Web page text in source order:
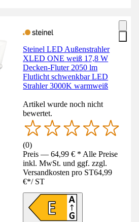
Steinel LED Außenstrahler
XLED ONE weiß 17,8 W
Decken-Fluter 2050 lm
Flutlicht schwenkbar LED
Strahler 3000K warmweiß
Artikel wurde noch nicht
bewertet.
(0)
Preis — 64,99 € * Alle Preise
inkl. MwSt. und ggf. zzgl.
Versandkosten pro ST64,99
€*/ ST